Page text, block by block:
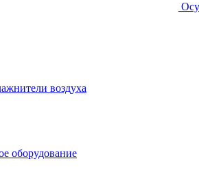
воздуха
оборудование